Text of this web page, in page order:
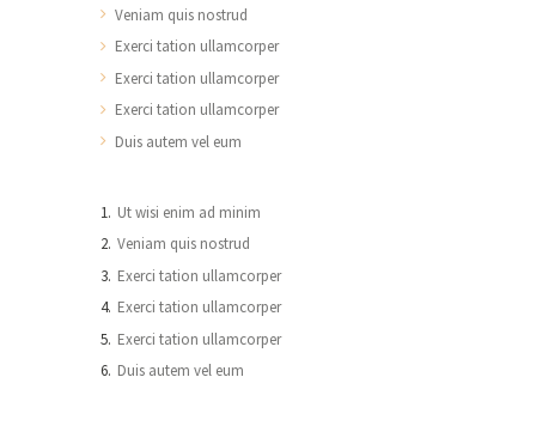
Veniam quis nostrud
Exerci tation ullamcorper
Exerci tation ullamcorper
Exerci tation ullamcorper
Duis autem vel eum
Ut wisi enim ad minim
Veniam quis nostrud
Exerci tation ullamcorper
Exerci tation ullamcorper
Exerci tation ullamcorper
Duis autem vel eum